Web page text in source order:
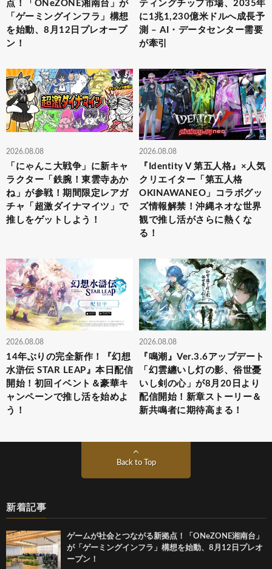
点！「ONeZONE湘南台」が
「ゲーミングインフラ」構想
を始動、8月12日プレオープ
ン！
ティングチップ市場、2035年
に1兆1,230億米ドルへ成長予
測 – AI・データセンター需要
が牽引
2026.08.08
「にゃんこ大戦争」に新キャ
ラクター「鉄腕！東雲寺あか
ね」が参戦！期間限定レアガ
チャ「超激ダイナマイツ」で
推しをゲットしよう！
2026.08.08
『Identity V 第五人格』×人気
クリエイター「第五人格
OKINAWANEO」コラボグッ
ズ情報解禁！沖縄ネオな世界
観で推し活がさらに熱くな
る！
2026.08.08
14年ぶりの完全新作！『幻想
水滸伝 STAR LEAP』本日配信
開始！初回イベント＆豪華キ
ャンペーンで推し活を始めよ
う！
2026.08.08
『鳴潮』Ver.3.6アップデート
「幻雲纏いし灯の影、俗世憂
いし剣の心」が8月20日より
配信開始！新章ストーリー＆
新共鳴者に期待高まる！
Back to Top
新着記事
ゲームが社会とつながる新拠点！「ONeZONE湘南台」
が「ゲーミングインフラ」構想を始動、8月12日プレオ
ープン！